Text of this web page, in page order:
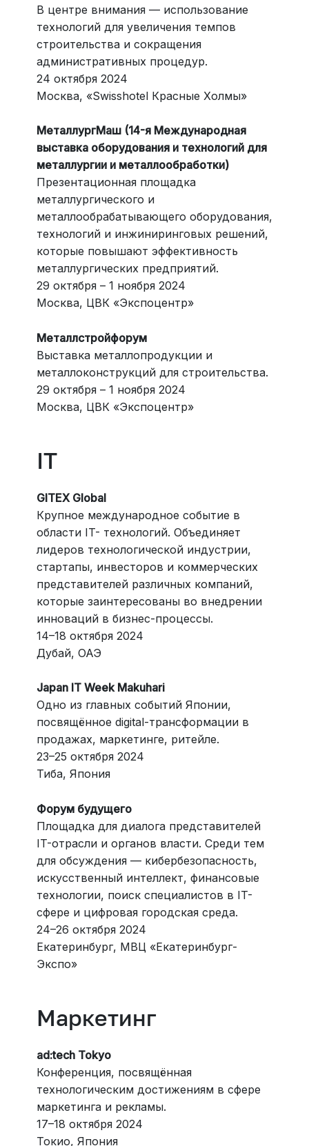
В центре внимания — использование
технологий для увеличения темпов
строительства и сокращения
административных процедур.
24 октября 2024
Москва, «Swisshotel Красные Холмы»
МеталлургМаш (14-я Международная
выставка оборудования и технологий для
металлургии и металлообработки)
Презентационная площадка
металлургического и
металлообрабатывающего оборудования,
технологий и инжиниринговых решений,
которые повышают эффективность
металлургических предприятий.
29 октября – 1 ноября 2024
Москва, ЦВК «Экспоцентр»
Металлстройфорум
Выставка металлопродукции и
металлоконструкций для строительства.
29 октября – 1 ноября 2024
Москва, ЦВК «Экспоцентр»
IT
GITEX Global
Крупное международное событие в
области IT- технологий. Объединяет
лидеров технологической индустрии,
стартапы, инвесторов и коммерческих
представителей различных компаний,
которые заинтересованы во внедрении
инноваций в бизнес-процессы.
14–18 октября 2024
Дубай, ОАЭ
Japan IT Week Makuhari
Одно из главных событий Японии,
посвящённое digital-трансформации в
продажах, маркетинге, ритейле.
23–25 октября 2024
Тиба, Япония
Форум будущего
Площадка для диалога представителей
IT-отрасли и органов власти. Среди тем
для обсуждения — кибербезопасность,
искусственный интеллект, финансовые
технологии, поиск специалистов в IT-
сфере и цифровая городская среда.
24–26 октября 2024
Екатеринбург, МВЦ «Екатеринбург-
Экспо»
Маркетинг
ad:tech Tokyo
Конференция, посвящённая
технологическим достижениям в сфере
маркетинга и рекламы.
17–18 октября 2024
Токио, Япония